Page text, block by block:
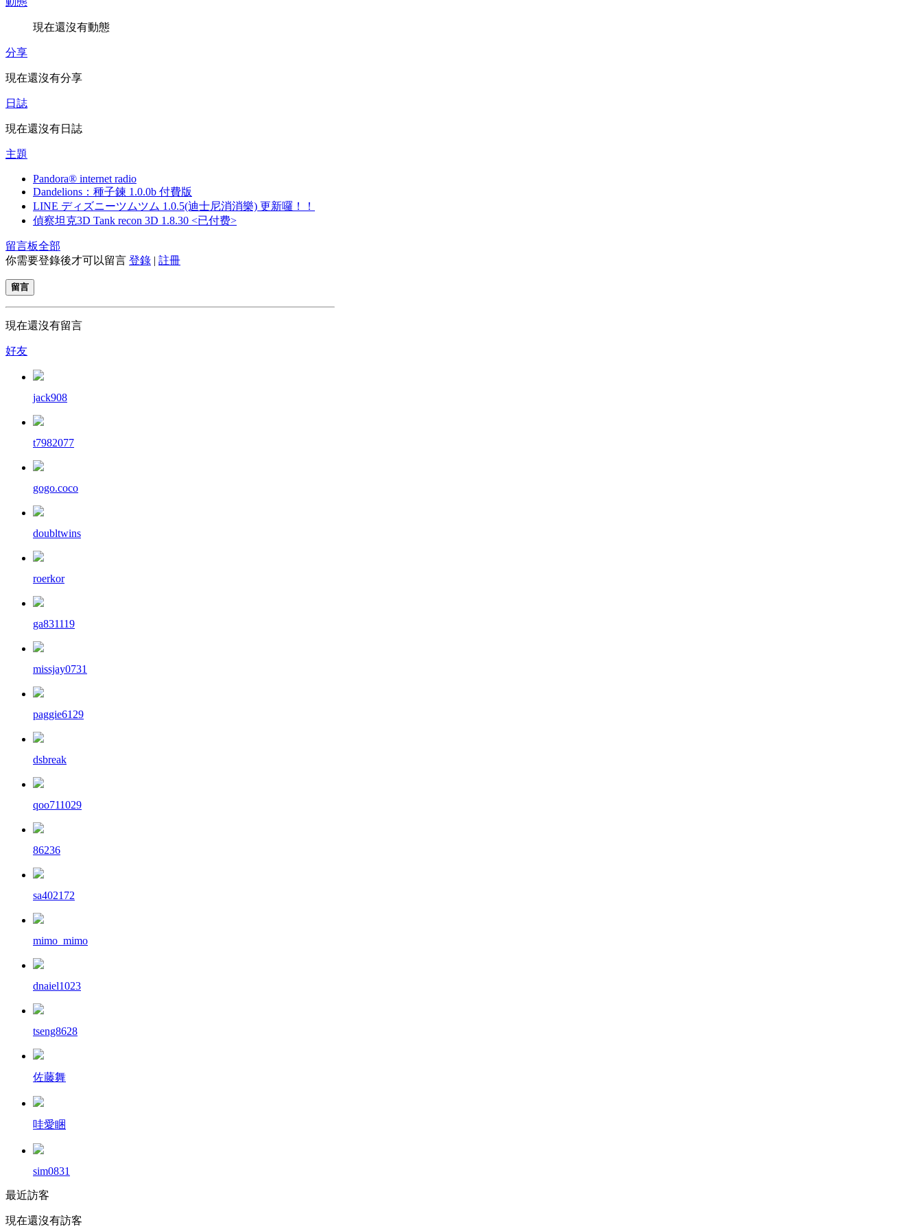
現在還沒有動態
分享
現在還沒有分享
日誌
現在還沒有日誌
主題
Pandora® internet radio
Dandelions：種子鍊 1.0.0b 付費版
LINE ディズニーツムツム 1.0.5(迪士尼消消樂) 更新囉！！
偵察坦克3D Tank recon 3D 1.8.30 <已付费>
留言板全部
你需要登錄後才可以留言 登錄 | 註冊
留言
現在還沒有留言
好友
jack908
t7982077
gogo.coco
doubltwins
roerkor
ga831119
missjay0731
paggie6129
dsbreak
qoo711029
86236
sa402172
mimo_mimo
dnaiel1023
tseng8628
佐藤舞
哇愛睏
sim0831
最近訪客
現在還沒有訪客